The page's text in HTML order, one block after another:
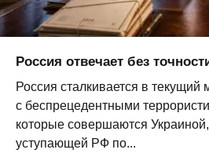
Россия отвечает без
Россия сталкивается в текущий
с беспрецедентными
которые совершаются
уступающей РФ по...